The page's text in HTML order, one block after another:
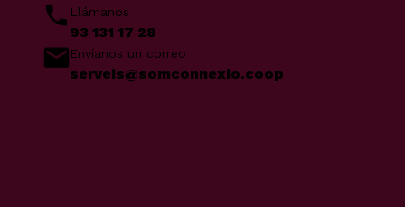
Llámanos
93 131 17 28
Envíanos un correo
serveis@somconnexio.coop